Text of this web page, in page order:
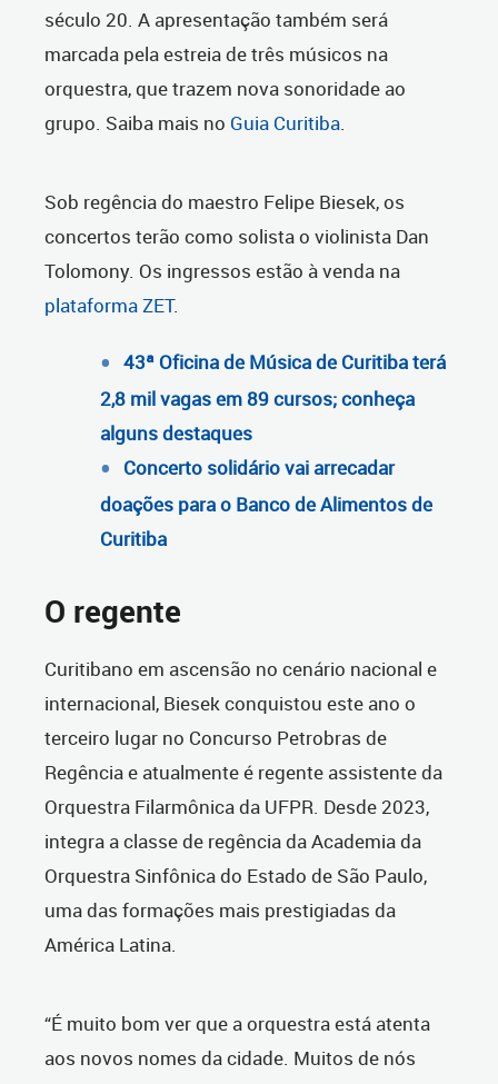
século 20. A apresentação também será
marcada pela estreia de três músicos na
orquestra, que trazem nova sonoridade ao
grupo. Saiba mais no Guia Curitiba.
Sob regência do maestro Felipe Biesek, os
concertos terão como solista o violinista Dan
Tolomony. Os ingressos estão à venda na
plataforma ZET.
43ª Oficina de Música de Curitiba terá
2,8 mil vagas em 89 cursos; conheça
alguns destaques
Concerto solidário vai arrecadar
doações para o Banco de Alimentos de
Curitiba
O regente
Curitibano em ascensão no cenário nacional e
internacional, Biesek conquistou este ano o
terceiro lugar no Concurso Petrobras de
Regência e atualmente é regente assistente da
Orquestra Filarmônica da UFPR. Desde 2023,
integra a classe de regência da Academia da
Orquestra Sinfônica do Estado de São Paulo,
uma das formações mais prestigiadas da
América Latina.
“É muito bom ver que a orquestra está atenta
aos novos nomes da cidade. Muitos de nós